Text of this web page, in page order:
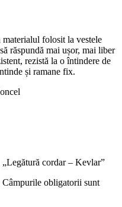
folosit la vestele
răspundă mai ușor, mai liber
rezistă la o întindere de
și ramane fix.
cordar – Kevlar”
Câmpurile obligatorii sunt